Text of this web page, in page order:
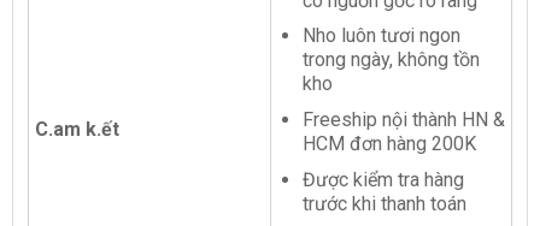
C.am k.ết
Nho luôn tươi ngon
trong ngày, không tồn
kho
Freeship nội thành HN &
HCM đơn hàng 200K
Được kiểm tra hàng
trước khi thanh toán